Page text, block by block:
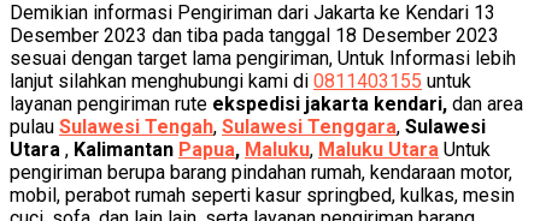
Demikian informasi Pengiriman dari Jakarta ke Kendari 13
Desember 2023 dan tiba pada tanggal 18 Desember 2023
sesuai dengan target lama pengiriman, Untuk Informasi lebih
lanjut silahkan menghubungi kami di 0811403155 untuk
layanan pengiriman rute ekspedisi jakarta kendari, dan area
pulau Sulawesi Tengah, Sulawesi Tenggara, Sulawesi
Utara , Kalimantan Papua, Maluku, Maluku Utara Untuk
pengiriman berupa barang pindahan rumah, kendaraan motor,
mobil, perabot rumah seperti kasur springbed, kulkas, mesin